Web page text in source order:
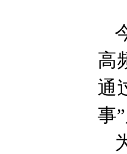
高
通
事